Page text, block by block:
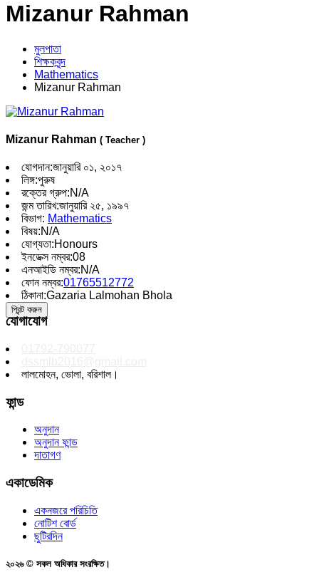
Mizanur Rahman
মুলপাতা
শিক্ষকবৃন্দ
Mathematics
Mizanur Rahman
Mizanur Rahman ( Teacher )
যোগদান:জানুয়ারি ০১, ২০১৭
লিঙ্গ:পুরুষ
রক্তের গ্রুপ:N/A
জন্ম তারিখ:জানুয়ারি ২৫, ১৯৯৭
বিভাগ: Mathematics
বিষয়:N/A
যোগ্যতা:Honours
ইনডেক্স নম্বর:08
এনআইডি নম্বর:N/A
ফোন নম্বর:01765512772
ঠিকানা:Gazaria Lalmohan Bhola
প্রিন্ট করুন
যোগাযোগ
লালমোহন, ভোলা, বরিশাল।
ফান্ড
অনুদান
অনুদান ফান্ড
দাতাগণ
একাডেমিক
একনজরে পরিচিতি
নোটিশ বোর্ড
ছুটিরদিন
২০২৬ © সকল অধিকার সংরক্ষিত।